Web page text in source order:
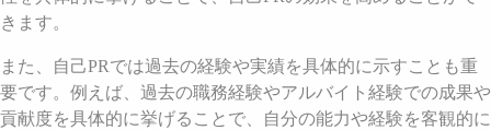
きます。
また、自己PRでは過去の経験や実績を具体的に示すことも重
要です。例えば、過去の職務経験やアルバイト経験での成果や
貢献度を具体的に挙げることで、自分の能力や経験を客観的に